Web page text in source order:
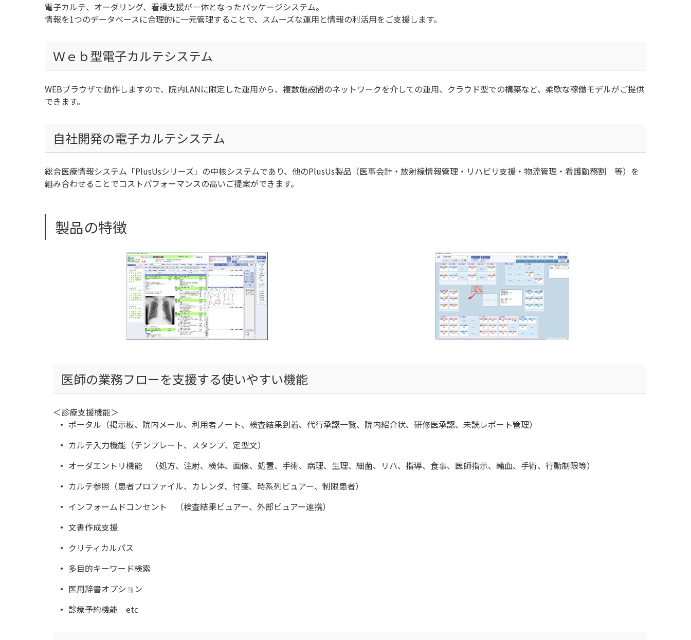
電子カルテ、オーダリング、看護支援が一体となったパッケージシステム。
情報を1つのデータベースに合理的に一元管理することで、スムーズな運用と情報の利活用をご支援します。
Ｗｅｂ型電子カルテシステム
WEBブラウザで動作しますので、院内LANに限定した運用から、複数施設間のネットワークを介しての運用、クラウド型での構築など、柔軟な稼働モデルがご提供
できます。
自社開発の電子カルテシステム
総合医療情報システム「PlusUsシリーズ」の中核システムであり、他のPlusUs製品（医事会計・放射線情報管理・リハビリ支援・物流管理・看護勤務割 等）を
組み合わせることでコストパフォーマンスの高いご提案ができます。
製品の特徴
医師の業務フローを支援する使いやすい機能
＜診療支援機能＞
ポータル（掲示板、院内メール、利用者ノート、検査結果到着、代行承認一覧、院内紹介状、研修医承認、未読レポート管理）
カルテ入力機能（テンプレート、スタンプ、定型文）
オーダエントリ機能 （処方、注射、検体、画像、処置、手術、病理、生理、細菌、リハ、指導、食事、医師指示、輸血、手術、行動制限等）
カルテ参照（患者プロファイル、カレンダ、付箋、時系列ビュアー、制限患者）
インフォームドコンセント （検査結果ビュアー、外部ビュアー連携）
文書作成支援
クリティカルパス
多目的キーワード検索
医用辞書オプション
診療予約機能 etc